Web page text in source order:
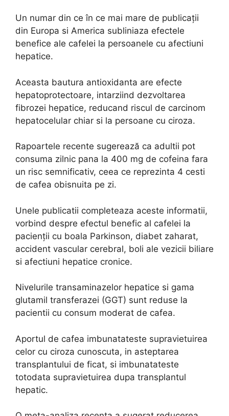
Un numar din ce în ce mai mare de publicații
din Europa si America subliniaza efectele
benefice ale cafelei la persoanele cu afectiuni
hepatice.
Aceasta bautura antioxidanta are efecte
hepatoprotectoare, intarziind dezvoltarea
fibrozei hepatice, reducand riscul de carcinom
hepatocelular chiar si la persoane cu ciroza.
Rapoartele recente sugerează ca adultii pot
consuma zilnic pana la 400 mg de cofeina fara
un risc semnificativ, ceea ce reprezinta 4 cesti
de cafea obisnuita pe zi.
Unele publicatii completeaza aceste informatii,
vorbind despre efectul benefic al cafelei la
pacienții cu boala Parkinson, diabet zaharat,
accident vascular cerebral, boli ale vezicii biliare
si afectiuni hepatice cronice.
Nivelurile transaminazelor hepatice si gama
glutamil transferazei (GGT) sunt reduse la
pacientii cu consum moderat de cafea.
Aportul de cafea imbunatateste supravietuirea
celor cu ciroza cunoscuta, in asteptarea
transplantului de ficat, si imbunatateste
totodata supravietuirea dupa transplantul
hepatic.